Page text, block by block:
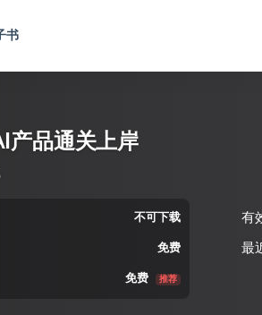
书
产品通关上岸
不可下载
免费
免费 推荐
有
最